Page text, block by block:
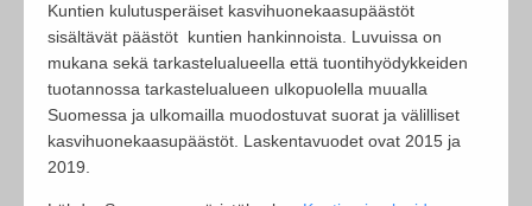
Kuntien kulutusperäiset kasvihuonekaasupäästöt
sisältävät päästöt kuntien hankinnoista. Luvuissa on
mukana sekä tarkastelualueella että tuontihyödykkeiden
tuotannossa tarkastelualueen ulkopuolella muualla
Suomessa ja ulkomailla muodostuvat suorat ja välilliset
kasvihuonekaasupäästöt. Laskentavuodet ovat 2015 ja
2019.